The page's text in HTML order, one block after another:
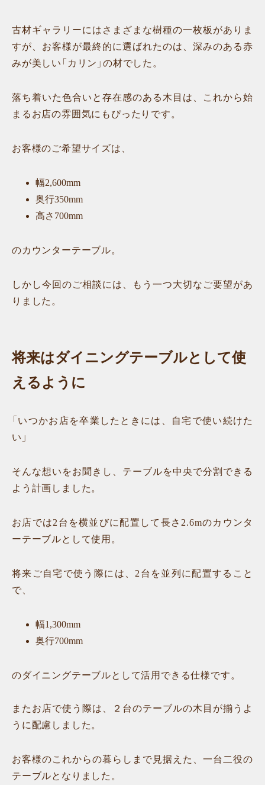
古材ギャラリーにはさまざまな樹種の一枚板がありま
すが、お客様が最終的に選ばれたのは、深みのある赤
みが美しい「カリン」の材でした。
落ち着いた色合いと存在感のある木目は、これから始
まるお店の雰囲気にもぴったりです。
お客様のご希望サイズは、
幅2,600mm
奥行350mm
高さ700mm
のカウンターテーブル。
しかし今回のご相談には、もう一つ大切なご要望があ
りました。
将来はダイニングテーブルとして使
えるように
「いつかお店を卒業したときには、自宅で使い続けた
い」
そんな想いをお聞きし、テーブルを中央で分割できる
よう計画しました。
お店では2台を横並びに配置して長さ2.6mのカウンタ
ーテーブルとして使用。
将来ご自宅で使う際には、2台を並列に配置すること
で、
幅1,300mm
奥行700mm
のダイニングテーブルとして活用できる仕様です。
またお店で使う際は、２台のテーブルの木目が揃うよ
うに配慮しました。
お客様のこれからの暮らしまで見据えた、一台二役の
テーブルとなりました。